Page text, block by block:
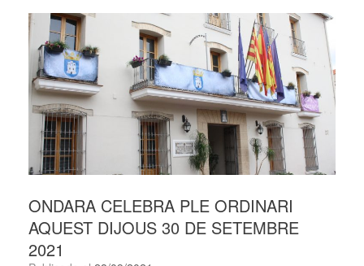
ONDARA CELEBRA PLE ORDINARI
AQUEST DIJOUS 30 DE SETEMBRE
2021